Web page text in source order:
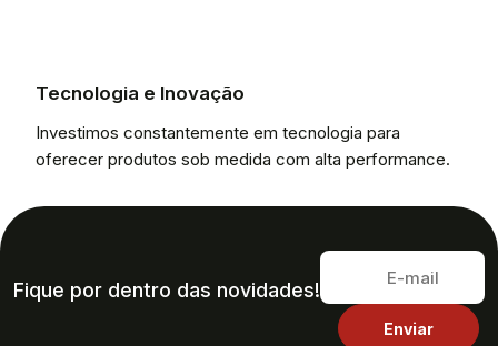
Tecnologia e Inovação
Investimos constantemente em tecnologia para
oferecer produtos sob medida com alta performance.
Fique por dentro das novidades!